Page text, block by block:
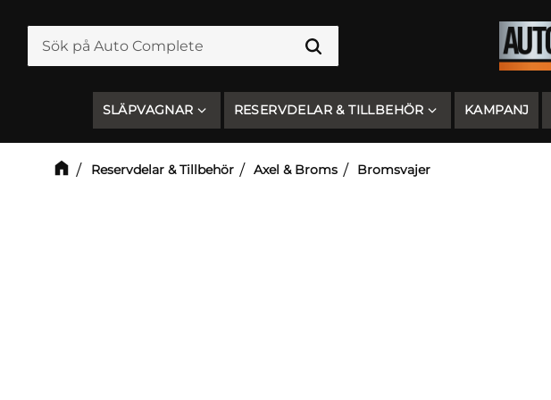
SLÄPVAGNAR RESERVDELAR & TILLBEHÖR KAMPANJ
Reservdelar & Tillbehör Axel & Broms Bromsvajer